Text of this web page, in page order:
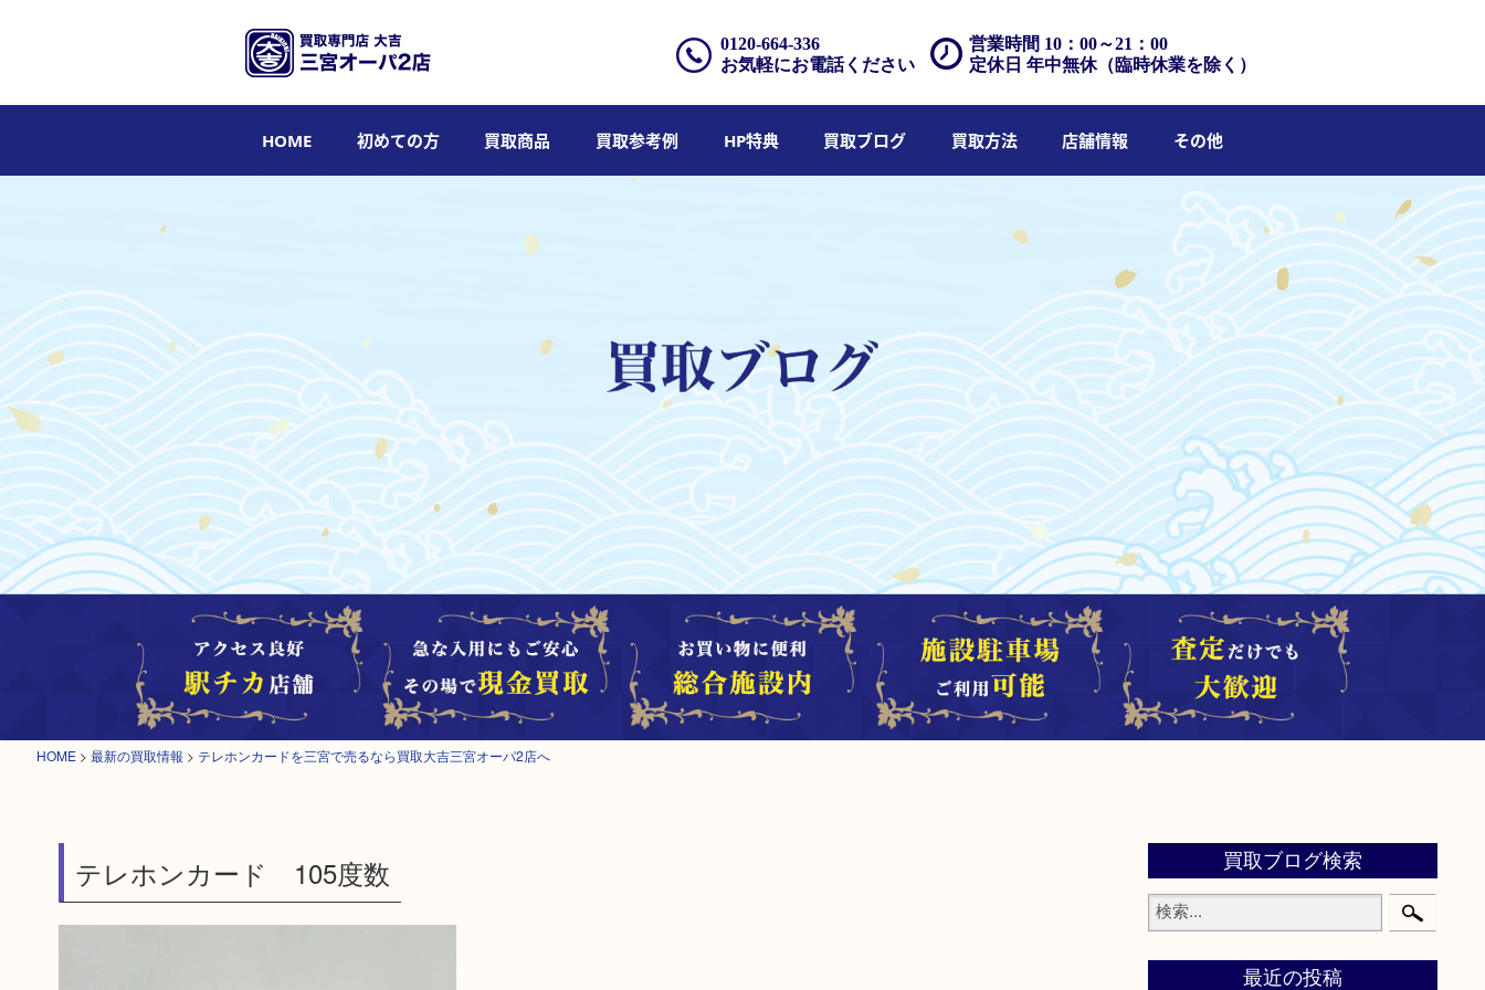
営業時間 10：00～21：00
定休日 年中無休（臨時休業を除く）
0120-664-336
お気軽にお電話ください
HOME 初めての方 買取商品 買取参考例 HP特典 買取ブログ 買取方法 店舗情報 その他
HOME > 最新の買取情報 > テレホンカードを三宮で売るなら買取大吉三宮オーパ2店へ
テレホンカード 105度数 買取ブログ検索
最近の投稿